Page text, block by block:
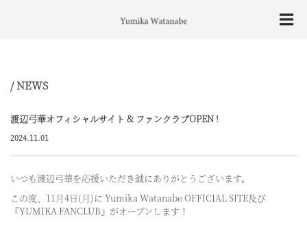
/ NEWS
渡辺弓華オフィシャルサイト & ファンクラブOPEN !
2024.11.01
いつも渡辺弓華を応援いただき誠にありがとうございます。
この度、11月4日(月)に Yumika Watanabe OFFICIAL SITE及び
『YUMIKA FANCLUB』がオープンします！